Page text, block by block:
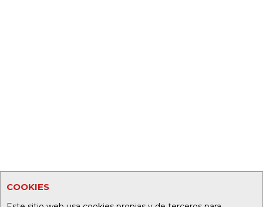
COOKIES